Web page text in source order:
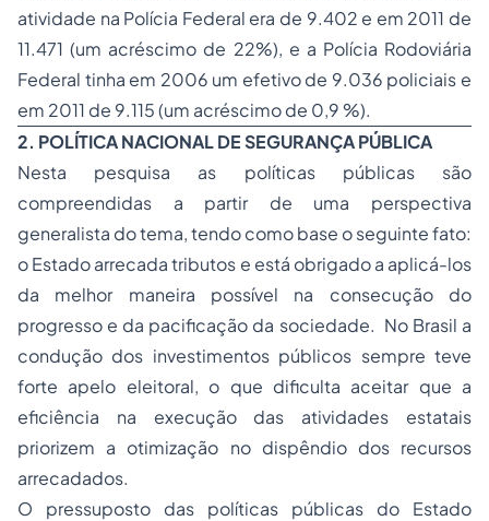
atividade na Polícia Federal era de 9.402 e em 2011 de
11.471 (um acréscimo de 22%), e a Polícia Rodoviária
Federal tinha em 2006 um efetivo de 9.036 policiais e
em 2011 de 9.115 (um acréscimo de 0,9 %).
2. POLÍTICA NACIONAL DE SEGURANÇA PÚBLICA
Nesta pesquisa as políticas públicas são
compreendidas a partir de uma perspectiva
generalista do tema, tendo como base o seguinte fato:
o Estado arrecada tributos e está obrigado a aplicá-los
da melhor maneira possível na consecução do
progresso e da pacificação da sociedade. No Brasil a
condução dos investimentos públicos sempre teve
forte apelo eleitoral, o que dificulta aceitar que a
eficiência na execução das atividades estatais
priorizem a otimização no dispêndio dos recursos
arrecadados.
O pressuposto das políticas públicas do Estado